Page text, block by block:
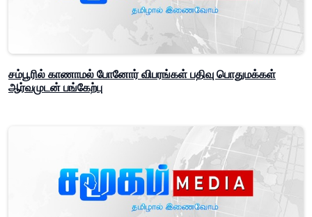
சம்பூரில் காணாமல் போனோர் விபரங்கள் பதிவு பொதுமக்கள்
ஆர்வமுடன் பங்கேற்பு